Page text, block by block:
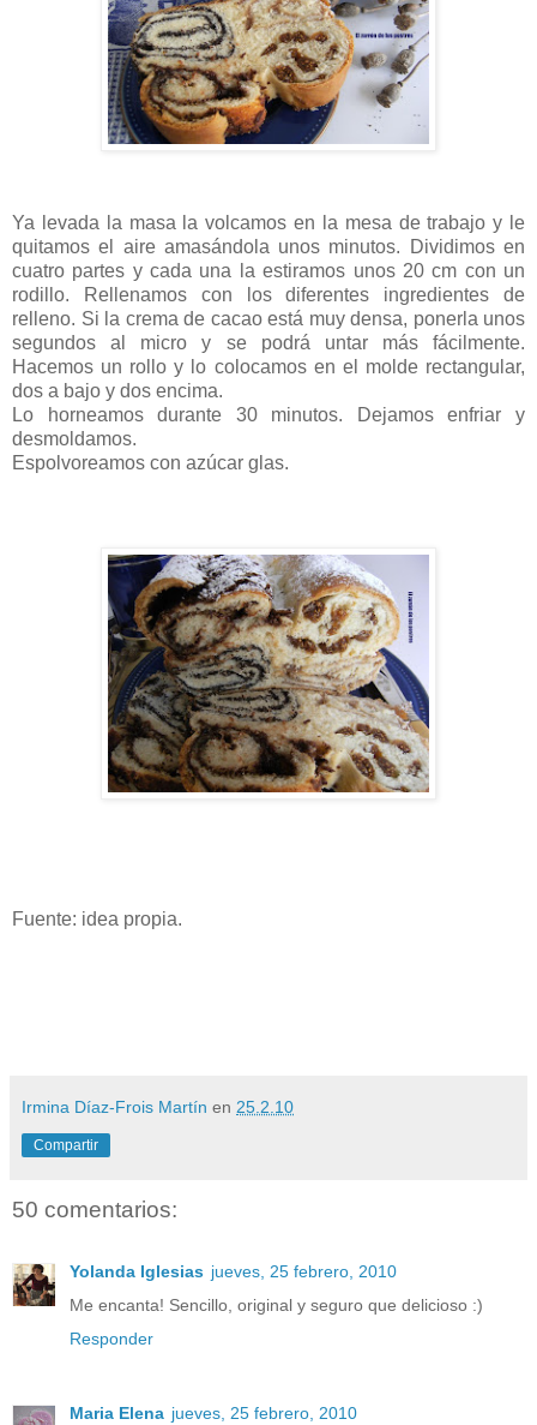
Ya levada la masa la volcamos en la mesa de trabajo y le
quitamos el aire amasándola unos minutos. Dividimos en
cuatro partes y cada una la estiramos unos 20 cm con un
rodillo. Rellenamos con los diferentes ingredientes de
relleno. Si la crema de cacao está muy densa, ponerla unos
segundos al micro y se podrá untar más fácilmente.
Hacemos un rollo y lo colocamos en el molde rectangular,
dos a bajo y dos encima.
Lo horneamos durante 30 minutos. Dejamos enfriar y
desmoldamos.
Espolvoreamos con azúcar glas.
Fuente: idea propia.
Irmina Díaz-Frois Martín en 25.2.10
Compartir
50 comentarios:
Yolanda Iglesias jueves, 25 febrero, 2010
Me encanta! Sencillo, original y seguro que delicioso :)
Responder
Maria Elena jueves, 25 febrero, 2010